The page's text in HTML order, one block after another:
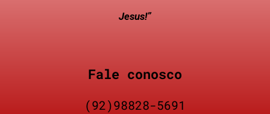
Jesus!”
Fale conosco
(92)98828-5691